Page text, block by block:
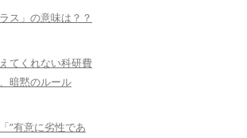
ス」の意味は？？
てくれない科研費
暗黙のルール
”有意に劣性であ